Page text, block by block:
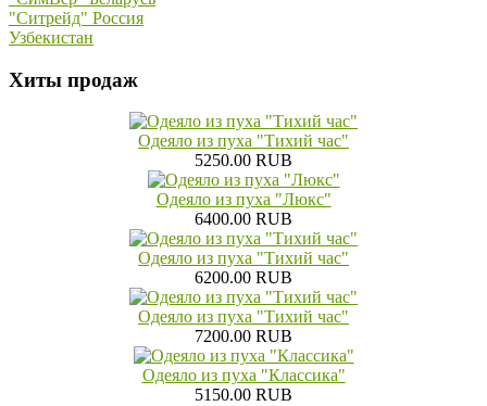
"Ситрейд" Россия
Узбекистан
Хиты продаж
Одеяло из пуха "Тихий час"
5250.00 RUB
Одеяло из пуха "Люкс"
6400.00 RUB
Одеяло из пуха "Тихий час"
6200.00 RUB
Одеяло из пуха "Тихий час"
7200.00 RUB
Одеяло из пуха "Классика"
5150.00 RUB